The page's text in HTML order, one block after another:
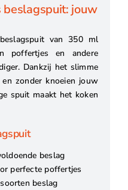
jouw
van 350 ml
poffertjes en andere
Dankzij het slimme
zonder knoeien jouw
spuit maakt het koken
beslag
perfecte poffertjes
beslag